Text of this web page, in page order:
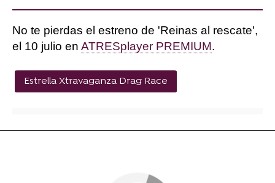
No te pierdas el estreno de 'Reinas al rescate',
el 10 julio en ATRESplayer PREMIUM.
Estrella Xtravaganza Drag Race